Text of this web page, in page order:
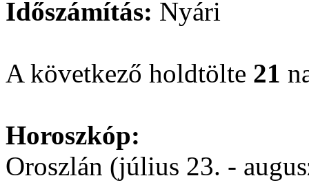
Időszámítás: Nyári
A következő holdtölte 21
Horoszkóp:
Oroszlán (július 23. -